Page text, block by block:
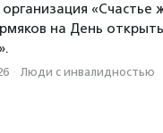
«Счастье
на День
· Люди с инвалидностью